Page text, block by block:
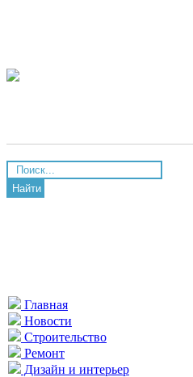
Найти
Главная
Новости
Строительство
Ремонт
Дизайн и интерьер